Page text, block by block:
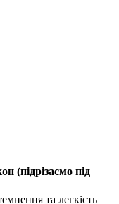
(підрізаємо під
та легкість